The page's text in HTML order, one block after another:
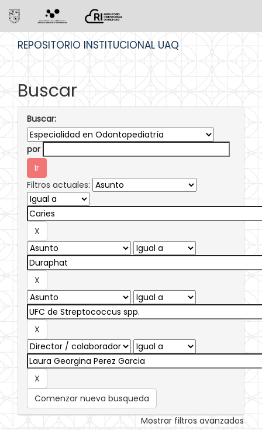
REPOSITORIO INSTITUCIONAL UAQ
Buscar
Buscar:
por
Filtros actuales:
Comenzar nueva busqueda
Mostrar filtros avanzados